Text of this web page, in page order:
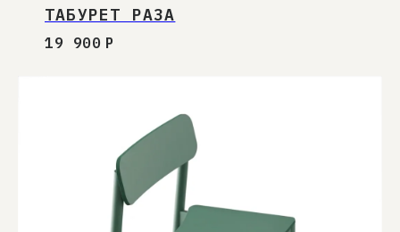
ТАБУРЕТ РАЗА
19 900 Р
Нажимая «Подписаться», вы соглашаетесь на
согласно политике сайта
Узнавайте первыми про новинки в наших
СЛЕДИТЕ ЗА НОВОСТЯМИ